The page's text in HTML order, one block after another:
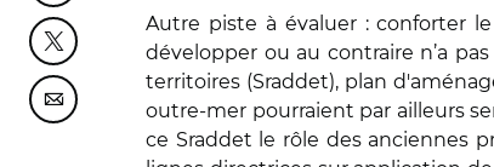
Partager cette page sur Twitter
Partager cette page sur Courriel
Autre piste à évaluer : conforter
développer ou au contraire n’a
territoires (Sraddet), plan
outre-mer pourraient par ailleurs
ce Sraddet le rôle des anciennes